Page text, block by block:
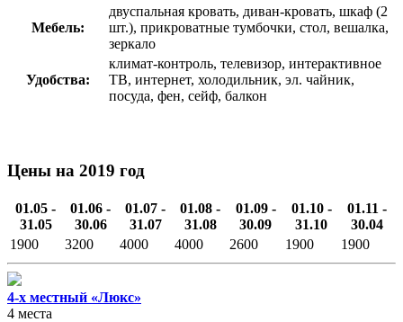
Мебель:
двуспальная кровать, диван-кровать, шкаф (2
шт.), прикроватные тумбочки, стол, вешалка,
зеркало
Удобства:
климат-контроль, телевизор, интерактивное
ТВ, интернет, холодильник, эл. чайник,
посуда, фен, сейф, балкон
Цены на 2019 год
01.05 -
31.05
01.06 -
30.06
01.07 -
31.07
01.08 -
31.08
01.09 -
30.09
01.10 -
31.10
01.11 -
30.04
1900
3200 4000 4000 2600 1900 1900
4-х местный «Люкс»
4 места